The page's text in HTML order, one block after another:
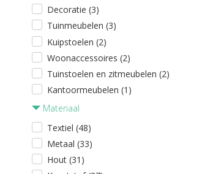
Decoratie (3)
Tuinmeubelen (3)
Kuipstoelen (2)
Woonaccessoires (2)
Tuinstoelen en zitmeubelen (2)
Kantoormeubelen (1)
Materiaal
Textiel (48)
Metaal (33)
Hout (31)